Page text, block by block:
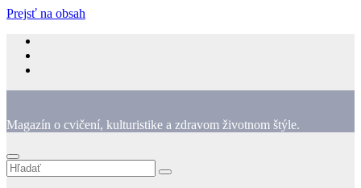
Prejsť na obsah
Magazín o cvičení, kulturistike a zdravom životnom štýle.